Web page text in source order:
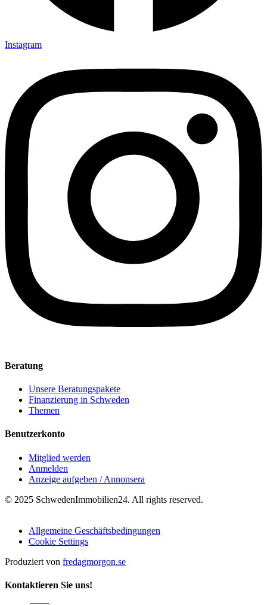
Instagram
Beratung
Unsere Beratungspakete
Finanzierung in Schweden
Themen
Benutzerkonto
Mitglied werden
Anmelden
Anzeige aufgeben / Annonsera
© 2025 SchwedenImmobilien24. All rights reserved.
Allgemeine Geschäftsbedingungen
Cookie Settings
Produziert von fredagmorgon.se
Kontaktieren Sie uns!